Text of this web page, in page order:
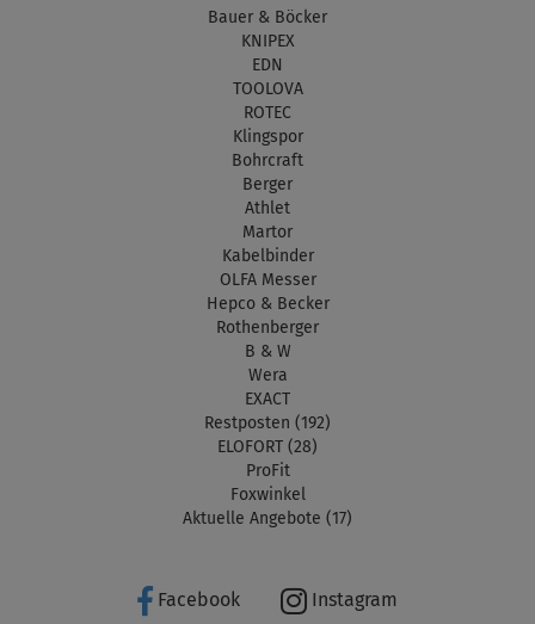
Bauer & Böcker
KNIPEX
EDN
TOOLOVA
ROTEC
Klingspor
Bohrcraft
Berger
Athlet
Martor
Kabelbinder
OLFA Messer
Hepco & Becker
Rothenberger
B & W
Wera
EXACT
Restposten (192)
ELOFORT (28)
ProFit
Foxwinkel
Aktuelle Angebote (17)
Facebook Instagram